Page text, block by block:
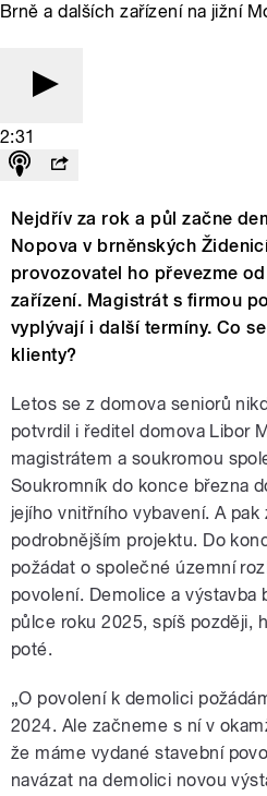
Brně a dalších zařízení na jižní
2:31
Nejdřív za rok a půl začne
Nopova v brněnských
provozovatel ho převezme
zařízení. Magistrát s firmou
vyplývají i další termíny. Co
klienty?
Letos se z domova seniorů
potvrdil i ředitel domova Libor
magistrátem a soukromou
Soukromník do konce března
jejího vnitřního vybavení. A
podrobnějším projektu. Do
požádat o společné územní
povolení. Demolice a výstavba
půlce roku 2025, spíš později,
poté.
„O povolení k demolici
2024. Ale začneme s ní v
že máme vydané stavební
navázat na demolici novou